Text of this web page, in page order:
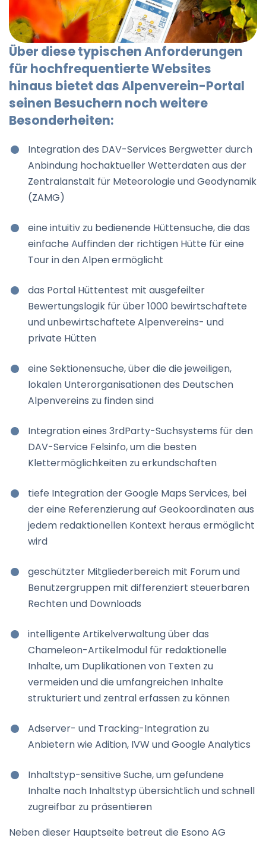
Über diese typischen Anforderungen
für hochfrequentierte Websites
hinaus bietet das Alpenverein-Portal
seinen Besuchern noch weitere
Besonderheiten:
Integration des DAV-Services Bergwetter durch
Anbindung hochaktueller Wetterdaten aus der
Zentralanstalt für Meteorologie und Geodynamik
(ZAMG)
eine intuitiv zu bedienende Hüttensuche, die das
einfache Auffinden der richtigen Hütte für eine
Tour in den Alpen ermöglicht
das Portal Hüttentest mit ausgefeilter
Bewertungslogik für über 1000 bewirtschaftete
und unbewirtschaftete Alpenvereins- und
private Hütten
eine Sektionensuche, über die die jeweiligen,
lokalen Unterorganisationen des Deutschen
Alpenvereins zu finden sind
Integration eines 3rdParty-Suchsystems für den
DAV-Service Felsinfo, um die besten
Klettermöglichkeiten zu erkundschaften
tiefe Integration der Google Maps Services, bei
der eine Referenzierung auf Geokoordinaten aus
jedem redaktionellen Kontext heraus ermöglicht
wird
geschützter Mitgliederbereich mit Forum und
Benutzergruppen mit differenziert steuerbaren
Rechten und Downloads
intelligente Artikelverwaltung über das
Chameleon-Artikelmodul für redaktionelle
Inhalte, um Duplikationen von Texten zu
vermeiden und die umfangreichen Inhalte
strukturiert und zentral erfassen zu können
Adserver- und Tracking-Integration zu
Anbietern wie Adition, IVW und Google Analytics
Inhaltstyp-sensitive Suche, um gefundene
Inhalte nach Inhaltstyp übersichtlich und schnell
zugreifbar zu präsentieren
Neben dieser Hauptseite betreut die Esono AG